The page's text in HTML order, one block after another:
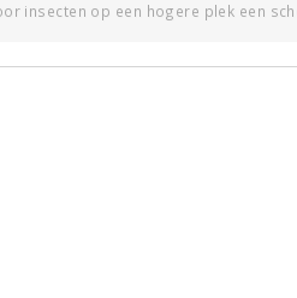
insecten op een hogere plek een